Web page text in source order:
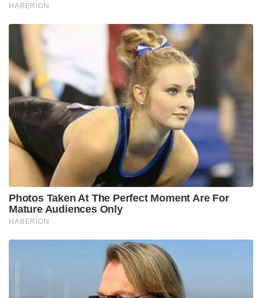
HABERION
Photos Taken At The Perfect Moment Are For
Mature Audiences Only
HABERION